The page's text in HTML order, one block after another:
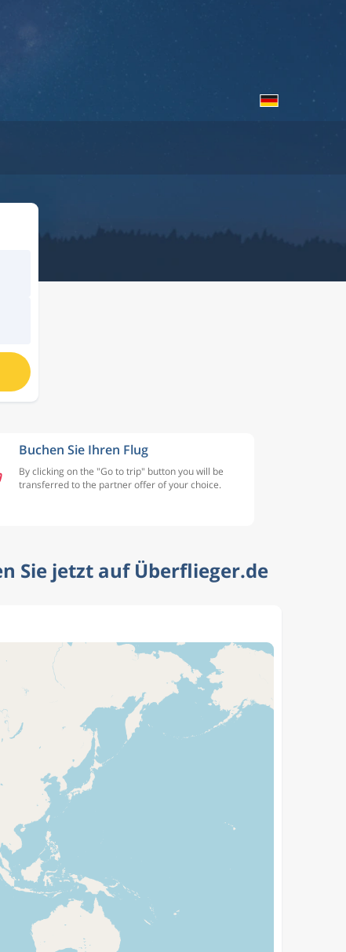
Buchen Sie Ihren Flug
By clicking on the "Go to trip" button you will be
transferred to the partner offer of your choice.
Sie jetzt auf Überflieger.de